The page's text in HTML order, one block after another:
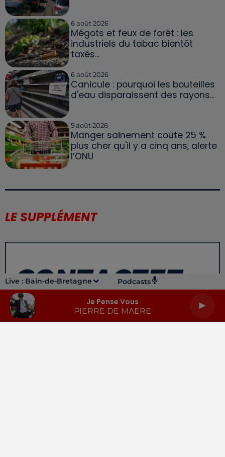
Live : Bain-de-Bretagne Podcasts
Je Pense Vous
PIERRE DE MAERE
6 août 2026
Mégots et feux de forêt : les
industriels du tabac bientôt
taxés...
6 août 2026
Canicule : pourquoi les bouteilles
d'eau disparaissent des rayons...
5 août 2026
Manger sainement coûte 25 %
plus cher qu'il y a cinq ans, alerte
l’ONU
LE SUPPLÉMENT